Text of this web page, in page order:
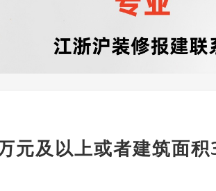
元及以上或者建筑面